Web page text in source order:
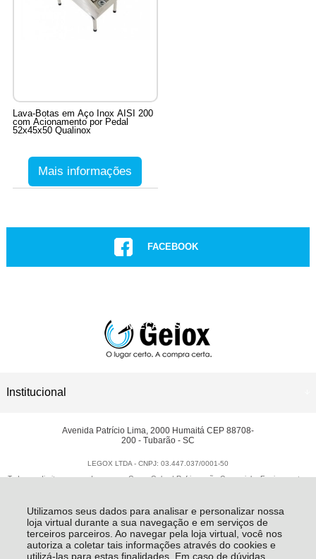
Utilizamos seus dados para analisar e personalizar nossa
loja virtual durante a sua navegação e em serviços de
terceiros parceiros. Ao navegar pela loja virtual, você nos
autoriza a coletar tais informações através do cookies e
utilizá-las para estas finalidades. Em caso de dúvidas,
Lava-Botas em Aço Inox AISI 200
com Acionamento por Pedal
52x45x50 Qualinox
Mais informações
FACEBOOK
CONHEÇA NOSSAS LOJAS
Institucional
Avenida Patrício Lima, 2000 Humaitá CEP 88708-
200 - Tubarão - SC
LEGOX LTDA - CNPJ: 03.447.037/0001-50
Todos os direitos reservados-Grupo Gelox | Refrigeração Comercial e Equipamentos